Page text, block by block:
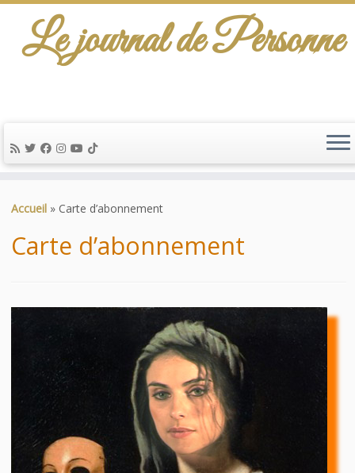
au
Le journal de Personne
Accueil » Carte d’abonnement
Carte d’abonnement